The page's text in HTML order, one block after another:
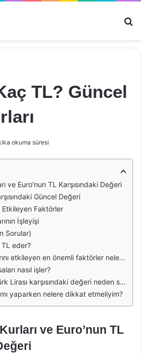
TL? Güncel
okuma süresi
ve Euro'nun TL Karşısındaki Değeri
Güncel Değeri
Etkileyen Faktörler
İşleyişi
Sorular)
eder?
etkileyen en önemli faktörler nelerdir?
nasıl işler?
karşısındaki değeri neden sürekli değişiyor?
yaparken nelere dikkat etmeliyim?
ve Euro’nun TL